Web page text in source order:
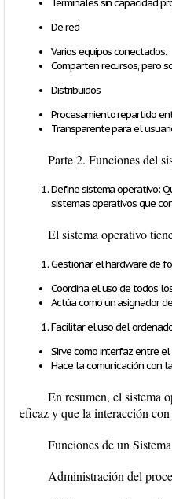
Terminales sin capacidad
De red
Varios equipos conectados.
Comparten recursos, pero
Distribuidos
Procesamiento repartido
Transparente para el
Parte 2. Funciones del
Define sistema operativo:
sistemas operativos que
El sistema operativo
Gestionar el hardware de
Coordina el uso de todos
Actúa como un asignador
Facilitar el uso del
Sirve como interfaz entre
Hace la comunicación con
En resumen, el sistema
eficaz y que la interacción
Funciones de un
Administración del